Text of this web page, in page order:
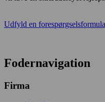
Udfyld en
Fodernavigation
Firma